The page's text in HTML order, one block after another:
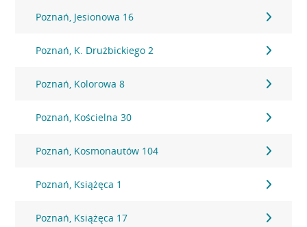
Poznań, Jesionowa 16
Poznań, K. Drużbickiego 2
Poznań, Kolorowa 8
Poznań, Kościelna 30
Poznań, Kosmonautów 104
Poznań, Książęca 1
Poznań, Książęca 17